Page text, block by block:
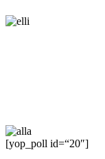
[yop_poll id=“20″]